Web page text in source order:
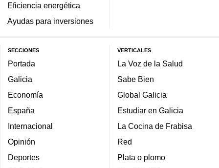
Eficiencia energética
Ayudas para inversiones
SECCIONES
Portada
Galicia
Economía
España
Internacional
Opinión
Deportes
VERTICALES
La Voz de la Salud
Sabe Bien
Global Galicia
Estudiar en Galicia
La Cocina de Frabisa
Red
Plata o plomo